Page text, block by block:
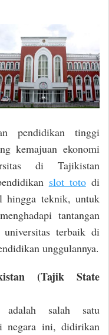
o
n
pendidikan tinggi
kemajuan ekonomi
di Tajikistan
slot totodi
hingga teknik, untuk
tantangan
terbaik di
unggulannya.
(Tajik State
adalah salah satu
negara ini, didirikan